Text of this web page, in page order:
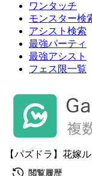
ワンタッチ
モンスター検
アシスト検索
最強パーティ
最強アシスト
フェス限一覧
【パズドラ】花嫁